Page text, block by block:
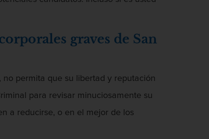
graves de San
permita que su libertad y reputación
para revisar minuciosamente su
a reducirse, o en el mejor de los